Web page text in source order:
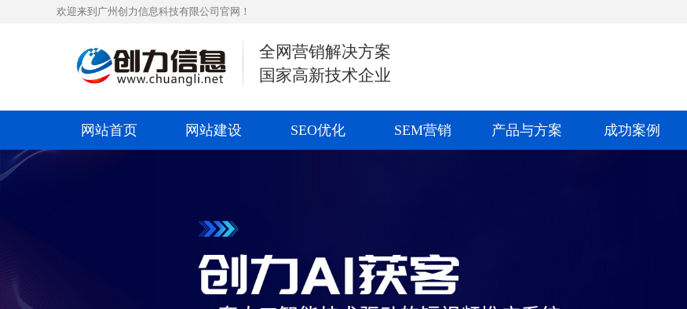
欢迎来到广州创力信息科技有限公司官网！
全网营销解决方案
国家高新技术企业
网站首页 网站建设 SEO优化 SEM营销 产品与方案 成功案例